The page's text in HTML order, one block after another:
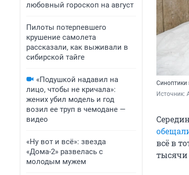
любовный гороскоп на август
Пилоты потерпевшего
крушение самолета
рассказали, как выживали в
сибирской тайге
«Подушкой надавил на
лицо, чтобы не кричала»:
жених убил модель и год
возил ее труп в чемодане —
видео
«Ну вот и всё»: звезда
«Дома-2» развелась с
молодым мужем
Синоптики
Источник:
всё в
тысячи